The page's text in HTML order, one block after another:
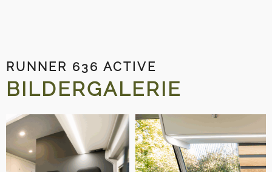
RUNNER 636 ACTIVE
BILDERGALERIE